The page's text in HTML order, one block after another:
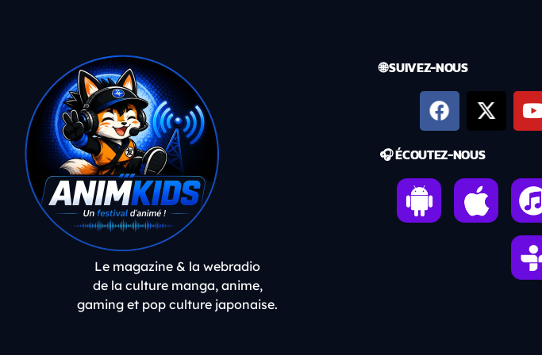
Le magazine & la webradio
de la culture manga, anime,
gaming et pop culture japonaise.
🌐 SUIVEZ-NOUS
🎧 ÉCOUTEZ-NOUS